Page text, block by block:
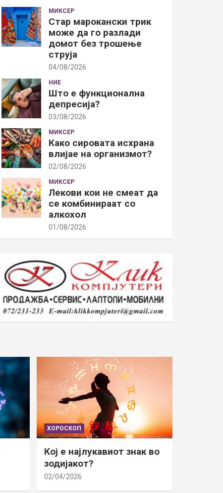
МИКСЕР
Стар марокански трик
може да го разлади
домот без трошење
струја
04/08/2026
НИЕ
Што е функционална
депресија?
03/08/2026
МИКСЕР
Како сировата исхрана
влијае на организмот?
02/08/2026
МИКСЕР
Лекови кои не смеат да
се комбинираат со
алкохол
01/08/2026
ХОРОСКОП
Кој е најлукавиот знак во
зодијакот?
02/04/2026